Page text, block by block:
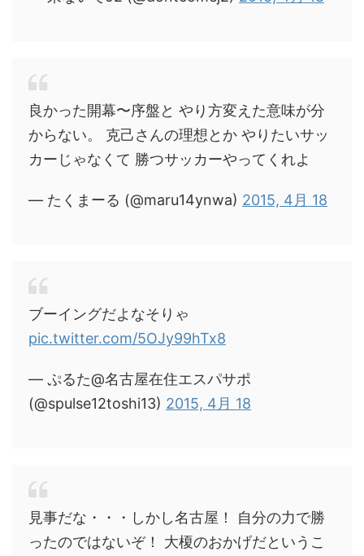
良かった開幕〜序盤と やり方変えた意味が分
からない。 克己さんの理想とか やりたいサッ
カーじゃなくて 勝つサッカーやってくれよ
— たくまーる (@maru14ynwa) 2015, 4月 18
ブーイングだよなそりゃ
pic.twitter.com/5OJy99hTx8
— ぷるた@名古屋在住エスパサポ
(@spulse12toshi13) 2015, 4月 18
見事だな・・・しかし名古屋！ 自分の力で勝
ったのではないぞ！ 大榎のおかげだというこ